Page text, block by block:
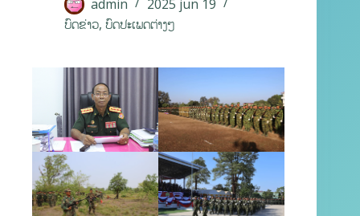
admin
2025 jun 19
ບົດຂ່າວ, ບົດປະເພດຕ່າງໆ